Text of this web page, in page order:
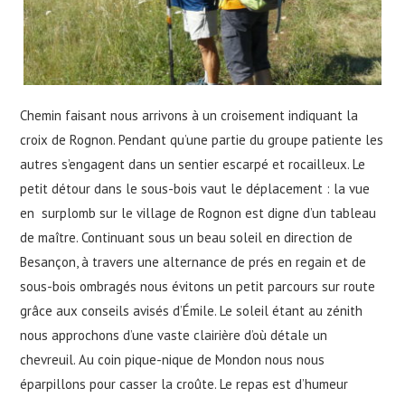
Chemin faisant nous arrivons à un croisement indiquant la
croix de Rognon. Pendant qu’une partie du groupe patiente les
autres s’engagent dans un sentier escarpé et rocailleux. Le
petit détour dans le sous-bois vaut le déplacement : la vue
en surplomb sur le village de Rognon est digne d’un tableau
de maître. Continuant sous un beau soleil en direction de
Besançon, à travers une alternance de prés en regain et de
sous-bois ombragés nous évitons un petit parcours sur route
grâce aux conseils avisés d’Émile. Le soleil étant au zénith
nous approchons d’une vaste clairière d’où détale un
chevreuil. Au coin pique-nique de Mondon nous nous
éparpillons pour casser la croûte. Le repas est d’humeur